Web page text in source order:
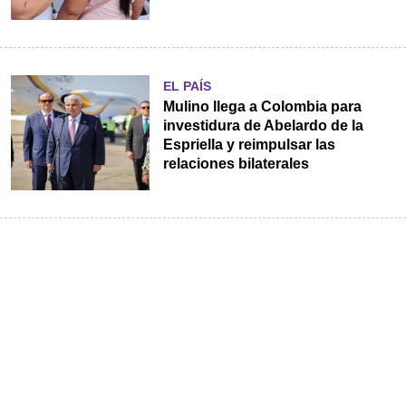
EL PAÍS
Mulino llega a Colombia para
investidura de Abelardo de la
Espriella y reimpulsar las
relaciones bilaterales